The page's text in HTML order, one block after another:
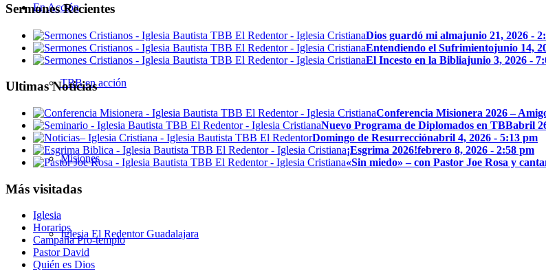
En Acción
TBB en acción
Misiones
Iglesia El Redentor Guadalajara
Sermones Recientes
Dios guardó mi almajunio 21, 2026 -
Entendiendo el Sufrimientojunio 14,
El Incesto en la Bibliajunio 3, 2026 -
Ultimas Noticias
Conferencia Misionera 2026 –
Nuevo Programa de Diplomados en TBBabril
Domingo de Resurrecciónabril 4, 2026 - 5:13 pm
¡Esgrima 2026!febrero 8, 2026 - 2:58 pm
«Sin miedo» – con Pastor Joe Rosa y
Más visitadas
Iglesia
Horarios
Campaña Pro-templo
Pastor David
Quién es Dios